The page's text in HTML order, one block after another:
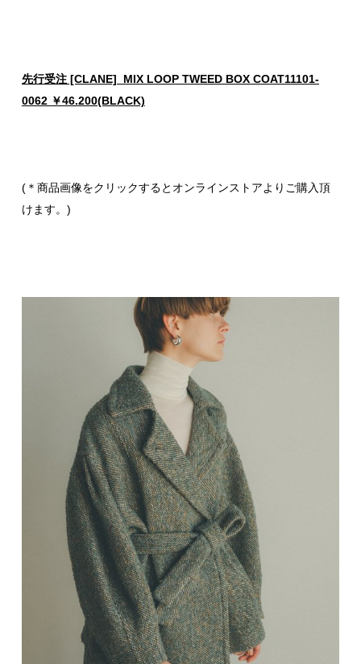
先行受注 [CLANE] MIX LOOP TWEED BOX COAT11101-
0062 ￥46.200(BLACK)
(＊商品画像をクリックするとオンラインストアよりご購入頂
けます。)